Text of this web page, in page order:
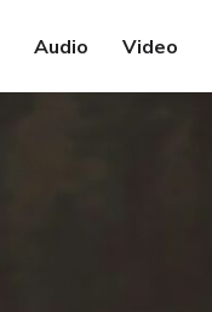
Audio Video